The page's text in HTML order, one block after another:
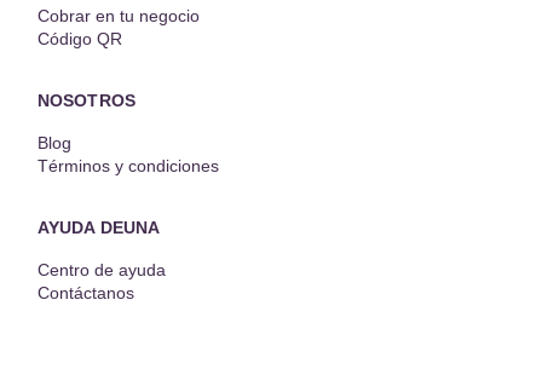
Cobrar en tu negocio
Código QR
NOSOTROS
Blog
Términos y condiciones
AYUDA DEUNA
Centro de ayuda
Contáctanos